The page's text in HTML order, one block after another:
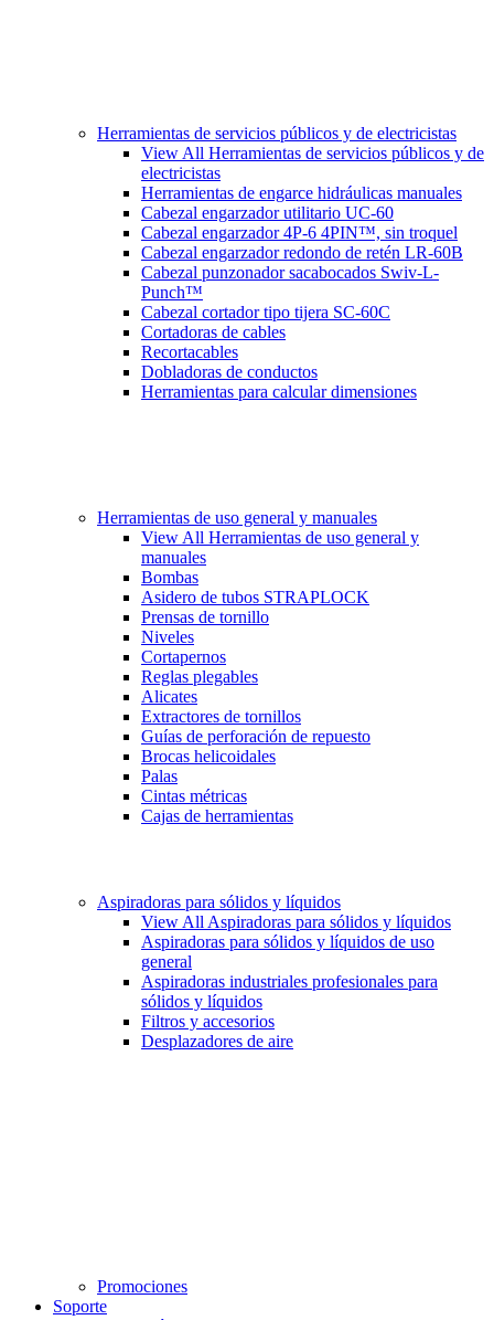
Herramientas de servicios públicos y de electricistas
View All Herramientas de servicios públicos y de
electricistas
Herramientas de engarce hidráulicas manuales
Cabezal engarzador utilitario UC-60
Cabezal engarzador 4P-6 4PIN™, sin troquel
Cabezal engarzador redondo de retén LR-60B
Cabezal punzonador sacabocados Swiv-L-
Punch™
Cabezal cortador tipo tijera SC-60C
Cortadoras de cables
Recortacables
Dobladoras de conductos
Herramientas para calcular dimensiones
Herramientas de uso general y manuales
View All Herramientas de uso general y
manuales
Bombas
Asidero de tubos STRAPLOCK
Prensas de tornillo
Niveles
Cortapernos
Reglas plegables
Alicates
Extractores de tornillos
Guías de perforación de repuesto
Brocas helicoidales
Palas
Cintas métricas
Cajas de herramientas
Aspiradoras para sólidos y líquidos
View All Aspiradoras para sólidos y líquidos
Aspiradoras para sólidos y líquidos de uso
general
Aspiradoras industriales profesionales para
sólidos y líquidos
Filtros y accesorios
Desplazadores de aire
Promociones
Soporte